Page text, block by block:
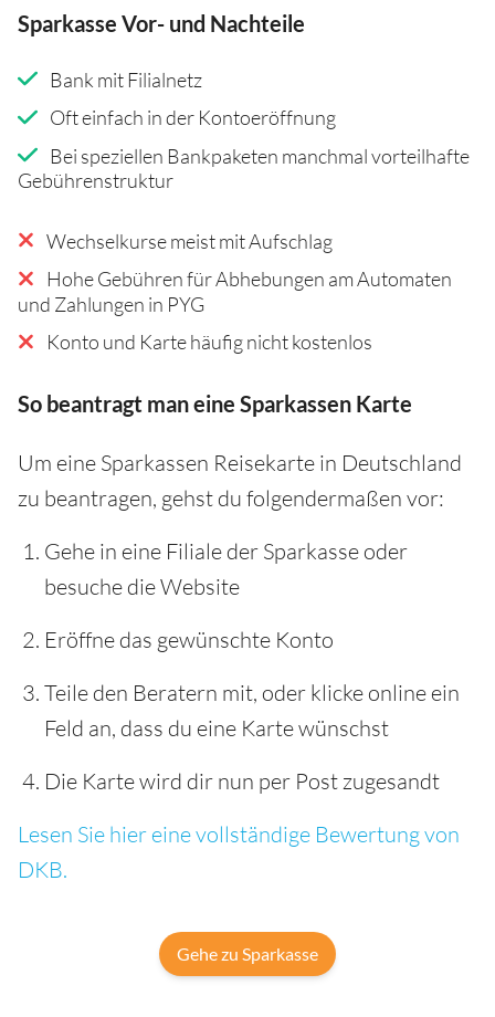
Sparkasse Vor- und Nachteile
Bank mit Filialnetz
Oft einfach in der Kontoeröffnung
Bei speziellen Bankpaketen manchmal vorteilhafte
Gebührenstruktur
Wechselkurse meist mit Aufschlag
Hohe Gebühren für Abhebungen am Automaten
und Zahlungen in PYG
Konto und Karte häufig nicht kostenlos
So beantragt man eine Sparkassen Karte
Um eine Sparkassen Reisekarte in Deutschland
zu beantragen, gehst du folgendermaßen vor:
Gehe in eine Filiale der Sparkasse oder
besuche die Website
Eröffne das gewünschte Konto
Teile den Beratern mit, oder klicke online ein
Feld an, dass du eine Karte wünschst
Die Karte wird dir nun per Post zugesandt
Lesen Sie hier eine vollständige Bewertung von
DKB.
Gehe zu Sparkasse